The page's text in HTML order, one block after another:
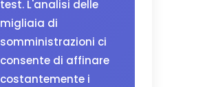
test. L'analisi delle
migliaia di
somministrazioni ci
consente di affinare
costantemente i